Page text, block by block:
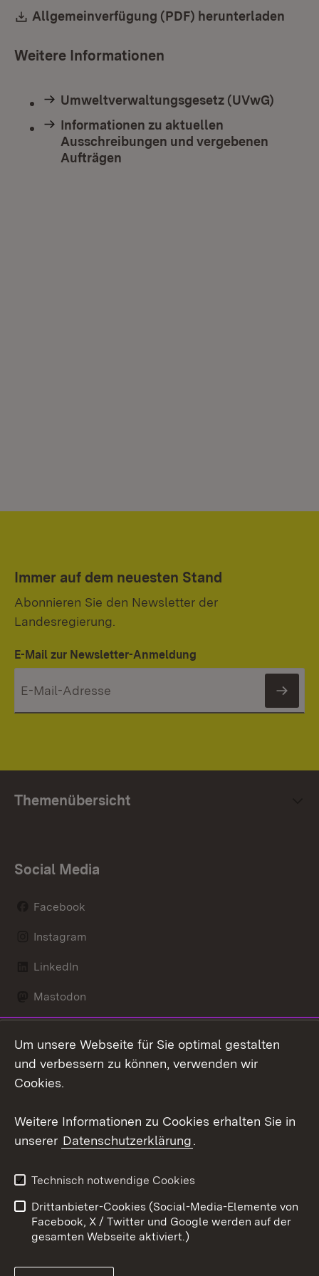
Download:
Allgemeinverfügung (PDF) herunterladen
Weitere Informationen
Umweltverwaltungsgesetz (UVwG)
Informationen zu aktuellen
Ausschreibungen und vergebenen
Aufträgen
Immer auf dem neuesten Stand
Abonnieren Sie den Newsletter der
Landesregierung.
E-Mail zur Newsletter-Anmeldung
Themenübersicht
Social Media
Facebook
Instagram
LinkedIn
Mastodon
X / Twitter
Youtube
Kontakt
Datenschutz
Barrierefreiheit
Impressum Cookies
Um unsere Webseite für Sie optimal gestalten
und verbessern zu können, verwenden wir
Cookies.
Weitere Informationen zu Cookies erhalten Sie in
unserer Datenschutzerklärung.
Technisch notwendige Cookies
Drittanbieter-Cookies (Social-Media-Elemente von
Facebook, X / Twitter und Google werden auf der
gesamten Webseite aktiviert.)